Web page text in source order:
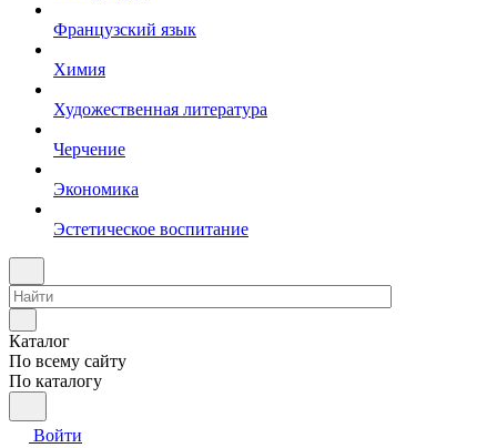
Французский язык
Химия
Художественная литература
Черчение
Экономика
Эстетическое воспитание
Каталог
По всему сайту
По каталогу
Войти